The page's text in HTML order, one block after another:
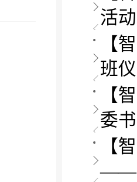
活
【
班
【
委
【
——